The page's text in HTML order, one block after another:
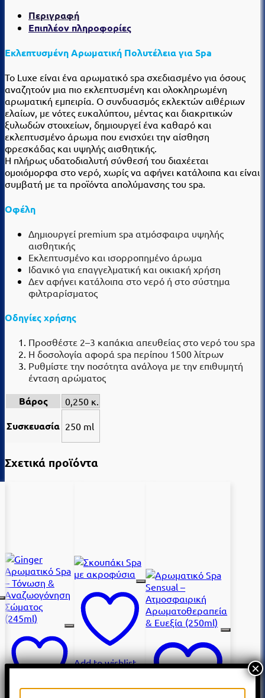
Περιγραφή
Επιπλέον πληροφορίες
Εκλεπτυσμένη Αρωματική Πολυτέλεια για Spa
Το Luxe είναι ένα αρωματικό spa σχεδιασμένο για όσους
αναζητούν μια πιο εκλεπτυσμένη και ολοκληρωμένη
αρωματική εμπειρία. Ο συνδυασμός εκλεκτών αιθέριων
ελαίων, με νότες ευκαλύπτου, μέντας και διακριτικών
ξυλωδών στοιχείων, δημιουργεί ένα καθαρό και
εκλεπτυσμένο άρωμα που ενισχύει την αίσθηση
φρεσκάδας και υψηλής αισθητικής.
Η πλήρως υδατοδιαλυτή σύνθεσή του διαχέεται
ομοιόμορφα στο νερό, χωρίς να αφήνει κατάλοιπα και είναι
συμβατή με τα προϊόντα απολύμανσης του spa.
Οφέλη
Δημιουργεί premium spa ατμόσφαιρα υψηλής
αισθητικής
Εκλεπτυσμένο και ισορροπημένο άρωμα
Ιδανικό για επαγγελματική και οικιακή χρήση
Δεν αφήνει κατάλοιπα στο νερό ή στο σύστημα
φιλτραρίσματος
Οδηγίες χρήσης
Προσθέστε 2–3 καπάκια απευθείας στο νερό του spa
Η δοσολογία αφορά spa περίπου 1500 λίτρων
Ρυθμίστε την ποσότητα ανάλογα με την επιθυμητή
ένταση αρώματος
Βάρος 0,250 κ.
Συσκευασία 250 ml
Σχετικά προϊόντα
Add to wishlist ×